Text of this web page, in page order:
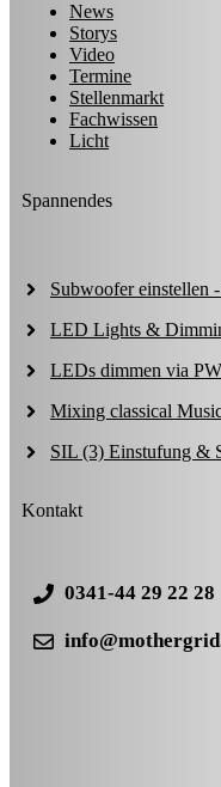
News
Storys
Video
Termine
Stellenmarkt
Fachwissen
Licht
Spannendes
Subwoofer einstellen
LED Lights &
LEDs dimmen via
Mixing classical
SIL (3) Einstufung &
Kontakt
0341-44 29 22 28